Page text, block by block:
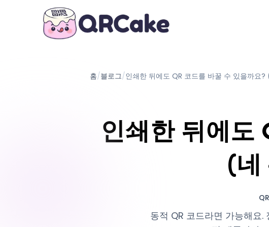
홈/블로그/인쇄한 뒤에도 QR 코드를 바꿀 수 있을까요
인쇄한 뒤에도
(네
동적 QR 코드라면 가능해요